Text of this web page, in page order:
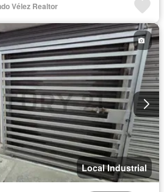
Vélez Realtor
Local Industrial